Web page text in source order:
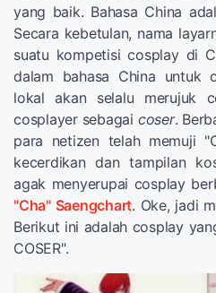
yang baik. Bahasa China
Secara kebetulan, nama
suatu kompetisi cosplay di
dalam bahasa China untuk
lokal akan selalu merujuk
cosplayer sebagai coser.
para netizen telah memuji
kecerdikan dan tampilan
agak menyerupai cosplay
"Cha" Saengchart. Oke, jadi
Berikut ini adalah cosplay
COSER".